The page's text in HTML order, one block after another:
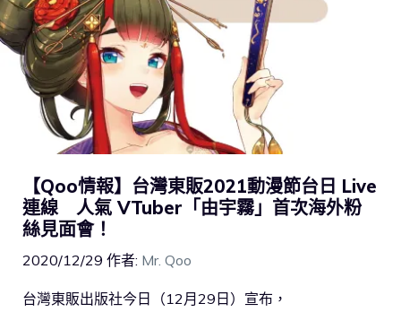
【Qoo情報】台灣東販2021動漫節台日 Live
連線 人氣 VTuber「由宇霧」首次海外粉
絲見面會！
2020/12/29 作者: Mr. Qoo
台灣東販出版社今日（12月29日）宣布，